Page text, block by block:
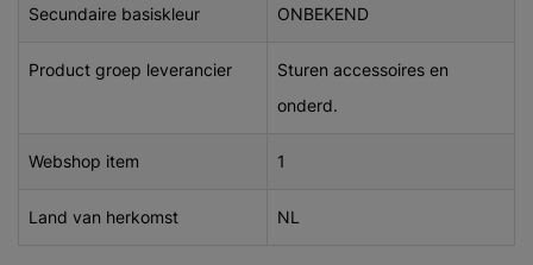
Secundaire basiskleur ONBEKEND
Product groep leverancier
Sturen accessoires en
onderd.
Webshop item 1
Land van herkomst NL